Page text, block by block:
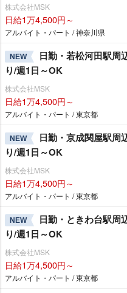
株式会社MSK
日給1万4,500円～
アルバイト・パート / 神奈川県
NEW
日勤・若松河田駅周
り/週1日～OK
株式会社MSK
日給1万4,500円～
アルバイト・パート / 東京都
NEW
日勤・京成関屋駅周
り/週1日～OK
株式会社MSK
日給1万4,500円～
アルバイト・パート / 東京都
NEW
日勤・ときわ台駅周
り/週1日～OK
株式会社MSK
日給1万4,500円～
アルバイト・パート / 東京都